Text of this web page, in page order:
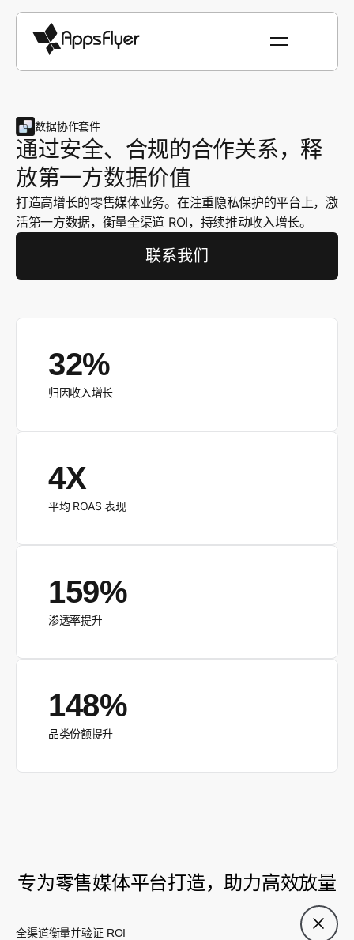
数据协作套件
通过安全、合规的合作关系，释
放第一方数据价值
打造高增长的零售媒体业务。在注重隐私保护的平台上，激
活第一方数据，衡量全渠道 ROI，持续推动收入增长。
联系我们
32%
归因收入增长
4X
平均 ROAS 表现
159%
渗透率提升
148%
品类份额提升
专为零售媒体平台打造，助力高效放量
全渠道衡量并验证 ROI